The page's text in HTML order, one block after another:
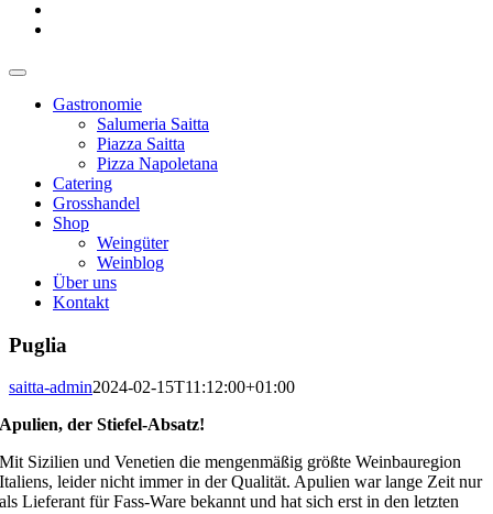
Gastronomie
Salumeria Saitta
Piazza Saitta
Pizza Napoletana
Catering
Grosshandel
Shop
Weingüter
Weinblog
Über uns
Kontakt
Puglia
saitta-admin2024-02-15T11:12:00+01:00
Apulien, der Stiefel-Absatz!
Mit Sizilien und Venetien die mengenmäßig größte Weinbauregion
Italiens, leider nicht immer in der Qualität. Apulien war lange Zeit nur
als Lieferant für Fass-Ware bekannt und hat sich erst in den letzten